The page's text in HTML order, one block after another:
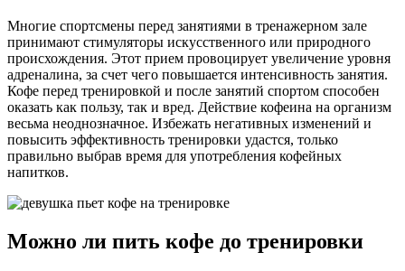
Многие спортсмены перед занятиями в тренажерном зале
принимают стимуляторы искусственного или природного
происхождения. Этот прием провоцирует увеличение уровня
адреналина, за счет чего повышается интенсивность занятия.
Кофе перед тренировкой и после занятий спортом способен
оказать как пользу, так и вред. Действие кофеина на организм
весьма неоднозначное. Избежать негативных изменений и
повысить эффективность тренировки удастся, только
правильно выбрав время для употребления кофейных
напитков.
Можно ли пить кофе до тренировки